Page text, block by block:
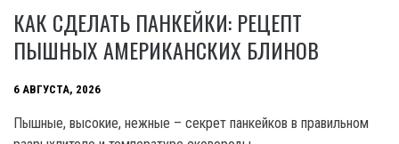
КАК СДЕЛАТЬ ПАНКЕЙКИ: РЕЦЕПТ
ПЫШНЫХ АМЕРИКАНСКИХ БЛИНОВ
6 АВГУСТА, 2026
Пышные, высокие, нежные – секрет панкейков в правильном